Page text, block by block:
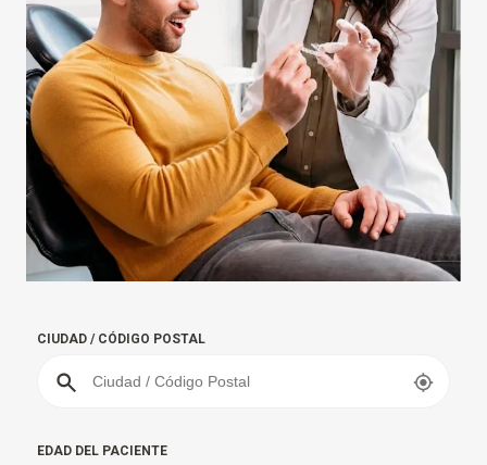
CIUDAD / CÓDIGO POSTAL
EDAD DEL PACIENTE